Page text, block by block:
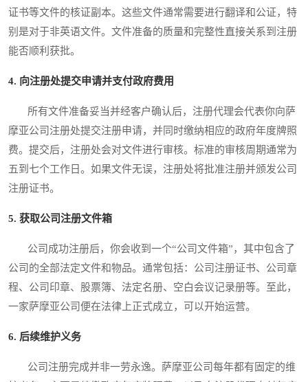
证书等文件的核证副本。这些文件通常需要进行翻译和公证，特
别是对于非英语文件。文件准备的质量和完整性直接关系到注册
能否顺利获批。
4. 向注册处提交申请并支付政府费用
所有文件准备妥当并经客户确认后，注册代理会代表你向萨
摩亚公司注册处提交注册申请，并同时缴纳相应的政府年度牌照
费。提交后，注册处会对文件进行审核。标准的审核周期通常为
五到七个工作日。如果文件无误，注册处将批准注册并颁发公司
注册证书。
5. 获取公司注册文件箱
公司成功注册后，你会收到一个“公司文件箱”，其中包含了
公司的全部法定文件和物品。通常包括：公司注册证书、公司章
程、公司印章、股票簿、法定名册、空白会议记录册等。至此，
一家萨摩亚公司便在法律上正式成立，可以开始运营。
6. 后续维护义务
公司注册完成并非一劳永逸。萨摩亚公司每年都有固定的维